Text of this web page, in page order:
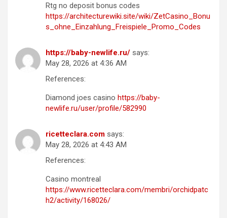
Rtg no deposit bonus codes
https://architecturewiki.site/wiki/ZetCasino_Bonu
s_ohne_Einzahlung_Freispiele_Promo_Codes
https://baby-newlife.ru/ says:
May 28, 2026 at 4:36 AM
References:
Diamond joes casino https://baby-
newlife.ru/user/profile/582990
ricetteclara.com says:
May 28, 2026 at 4:43 AM
References:
Casino montreal
https://www.ricetteclara.com/membri/orchidpatc
h2/activity/168026/